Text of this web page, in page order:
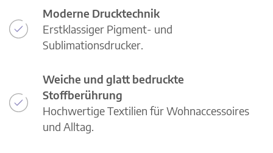
Moderne Drucktechnik
Erstklassiger Pigment- und
Sublimationsdrucker.
Weiche und glatt bedruckte
Stoffberührung
Hochwertige Textilien für Wohnaccessoires
und Alltag.